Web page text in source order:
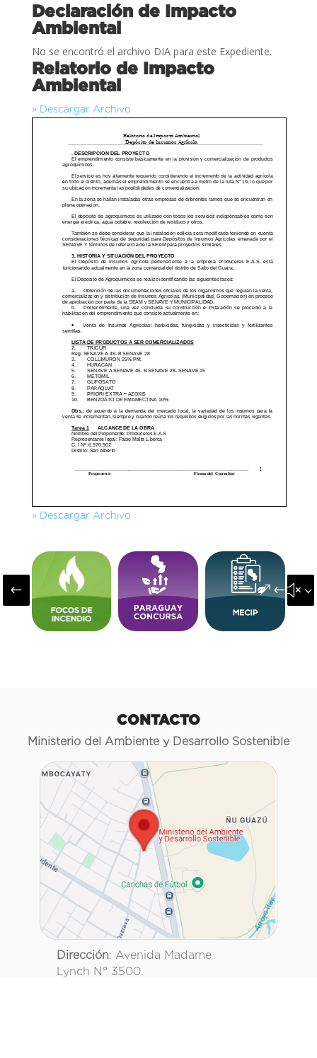
Declaración de Impacto
Ambiental
No se encontró el archivo DIA para este Expediente.
Relatorio de Impacto
Ambiental
» Descargar Archivo
» Descargar Archivo
#
CONTACTO
Ministerio del Ambiente y Desarrollo Sostenible
Dirección: Avenida Madame
Lynch N° 3500.